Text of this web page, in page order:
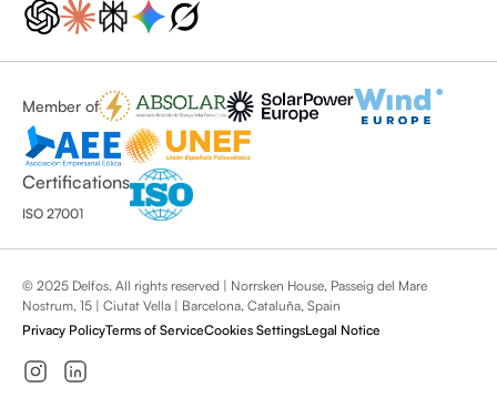
Member of
Certifications
ISO 27001
© 2025 Delfos. All rights reserved | Norrsken House, Passeig del Mare
Nostrum, 15 | Ciutat Vella | Barcelona, Cataluña, Spain
Privacy PolicyTerms of ServiceCookies SettingsLegal Notice